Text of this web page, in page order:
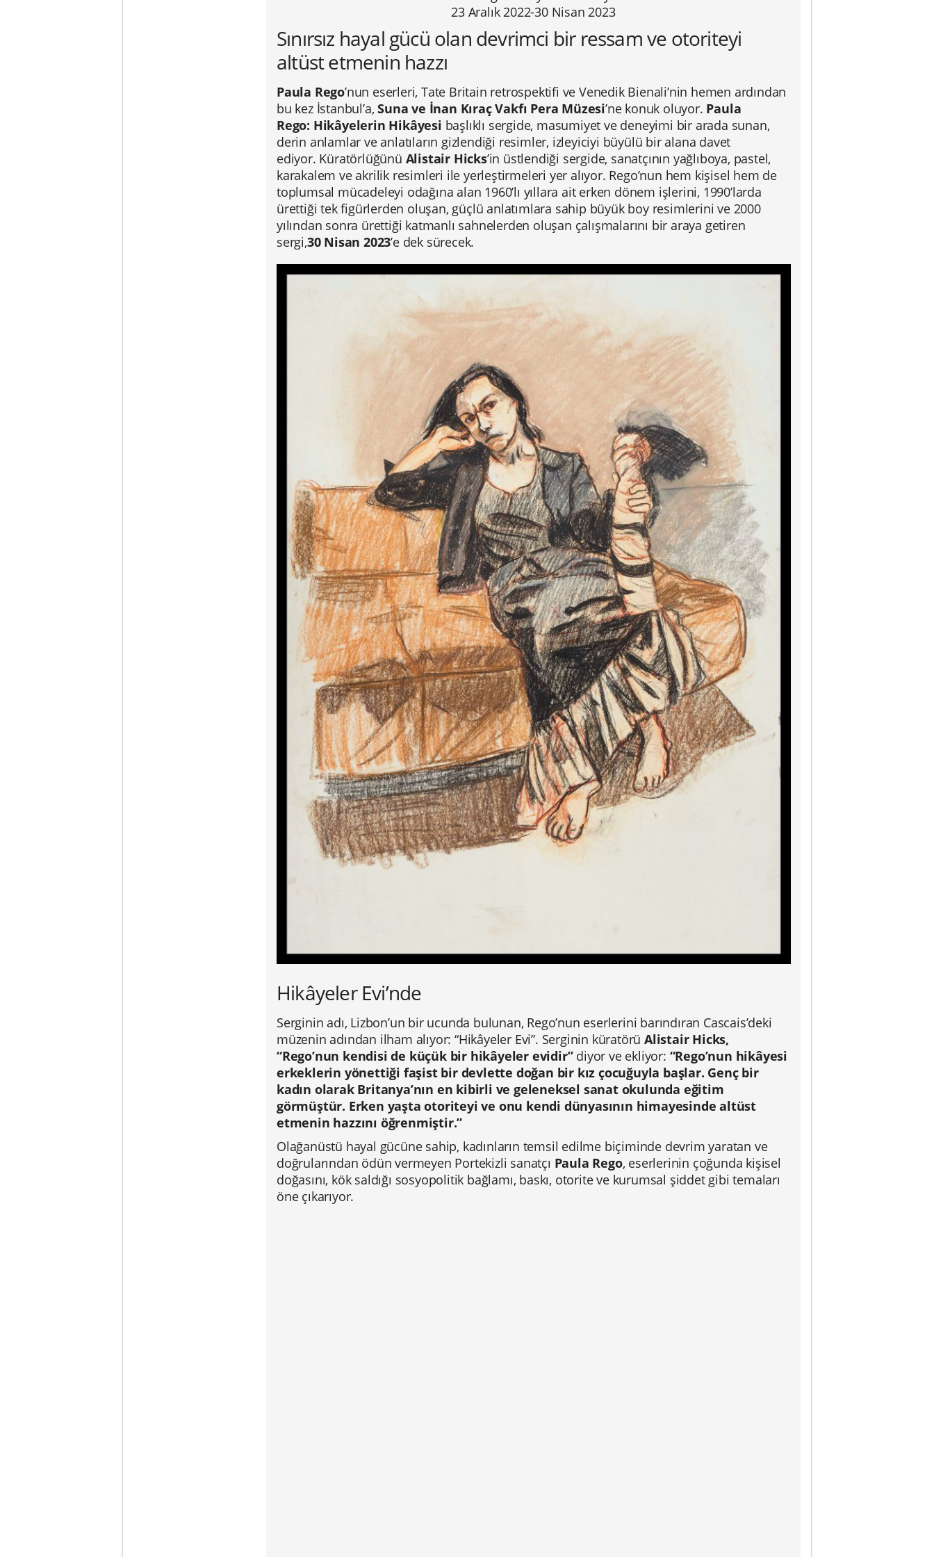
23 Aralık 2022-30 Nisan 2023
Sınırsız hayal gücü olan devrimci bir ressam ve otoriteyi
altüst etmenin hazzı
Paula Rego’nun eserleri, Tate Britain retrospektifi ve Venedik Bienali’nin hemen ardından
bu kez İstanbul’a,Suna ve İnan Kıraç Vakfı Pera Müzesi’ne konuk oluyor. Paula
Rego: Hikâyelerin Hikâyesi başlıklı sergide, masumiyet ve deneyimi bir arada sunan,
derin anlamlar ve anlatıların gizlendiği resimler, izleyiciyi büyülü bir alana davet
ediyor. Küratörlüğünü Alistair Hicks’in üstlendiği sergide, sanatçının yağlıboya, pastel,
karakalem ve akrilik resimleri ile yerleştirmeleri yer alıyor. Rego’nun hem kişisel hem de
toplumsal mücadeleyi odağına alan 1960’lı yıllara ait erken dönem işlerini, 1990’larda
ürettiği tek figürlerden oluşan, güçlü anlatımlara sahip büyük boy resimlerini ve 2000
yılından sonra ürettiği katmanlı sahnelerden oluşan çalışmalarını bir araya getiren
sergi,30 Nisan 2023’e dek sürecek.
Hikâyeler Evi’nde
Serginin adı, Lizbon’un bir ucunda bulunan, Rego’nun eserlerini barındıran Cascais’deki
müzenin adından ilham alıyor: “Hikâyeler Evi”. Serginin küratörü Alistair Hicks,
“Rego’nun kendisi de küçük bir hikâyeler evidir” diyor ve ekliyor: “Rego’nun hikâyesi
erkeklerin yönettiği faşist bir devlette doğan bir kız çocuğuyla başlar. Genç bir
kadın olarak Britanya’nın en kibirli ve geleneksel sanat okulunda eğitim
görmüştür. Erken yaşta otoriteyi ve onu kendi dünyasının himayesinde altüst
etmenin hazzını öğrenmiştir.”
Olağanüstü hayal gücüne sahip, kadınların temsil edilme biçiminde devrim yaratan ve
doğrularından ödün vermeyen Portekizli sanatçı Paula Rego, eserlerinin çoğunda kişisel
doğasını, kök saldığı sosyopolitik bağlamı, baskı, otorite ve kurumsal şiddet gibi temaları
öne çıkarıyor.